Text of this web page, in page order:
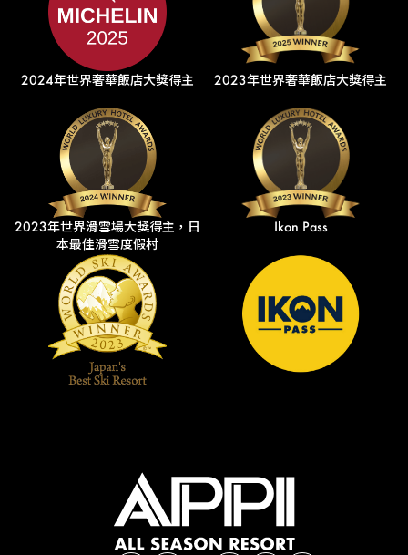
2024年世界奢華飯店大獎得主 2023年世界奢華飯店大獎得主
2023年世界滑雪場大獎得主，日
本最佳滑雪度假村
Ikon Pass